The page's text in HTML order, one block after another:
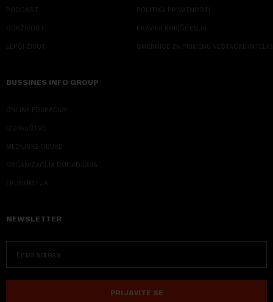
PODCAST
ODRŽIVOST
LEPŠI ŽIVOT
POLITIKA PRIVATNOSTI
PRAVILA KORIŠĆENJA
SMERNICE ZA PRIMENU VEŠTAČKE
BUSSINES INFO GROUP
ONLINE EDUKACIJE
IZDAVAŠTVO
MEDIJSKE OBUKE
ORGANIZACIJA DOGADJAJA
EKONOM I JA
NEWSLETTER
PRIJAVITE SE